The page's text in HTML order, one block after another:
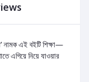
নামক এই বইটি শিক্ষা—
এগিয়ে নিয়ে যাওয়ার